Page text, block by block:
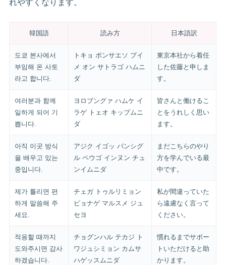
れやすくなります。
韓国語 読み方 日本語訳
도쿄 본사에서
부임해 온 사토
라고 합니다.
トキョ ポンサエソ プイ
メ オン サトラゴ ハムニ
ダ
東京本社から着任
した佐藤と申しま
す。
여러분과 함께
일하게 되어 기
쁩니다.
ヨロブングァ ハムケ イ
ラゲ トェオ キップムニ
ダ
皆さんと働けるこ
とをうれしく思い
ます。
아직 이곳 방식
을 배우고 있는
중입니다.
アジク イゴッ パンシグ
ル ペウゴ インヌン チュ
ンイムニダ
まだこちらのやり
方を学んでいる最
中です。
제가 틀리면 편
하게 말씀해 주
세요.
チェガ トゥルリミョン
ピョナゲ マルスメ ジュ
セヨ
私が間違っていた
ら遠慮なく言って
ください。
적응할 때까지
도와주시면 감사
하겠습니다.
チョグンハル テカジ ト
ワジュシミョン カムサ
ハゲッスムニダ
慣れるまでサポー
トいただけると助
かります。